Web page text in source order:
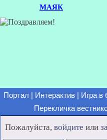
МАЯК
Портал Интерактив| Игра в
Перекличка
Пожалуйста, войдите или